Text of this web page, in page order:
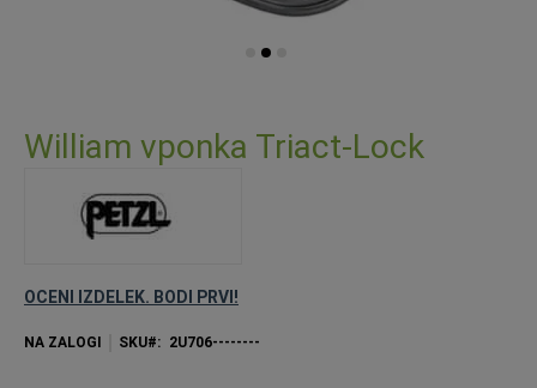
na
začetek
William vponka Triact-Lock
OCENI IZDELEK. BODI PRVI!
NA ZALOGI SKU 2U706--------